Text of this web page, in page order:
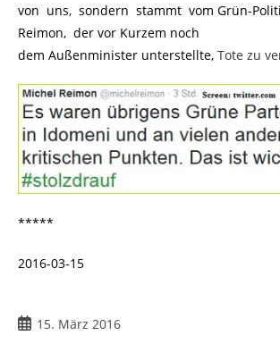
von uns, sondern stammt vom Grün-
Reimon, der vor Kurzem noch
dem Außenminister unterstellte, Tote zu
*****
2016-03-15
15. März 2016